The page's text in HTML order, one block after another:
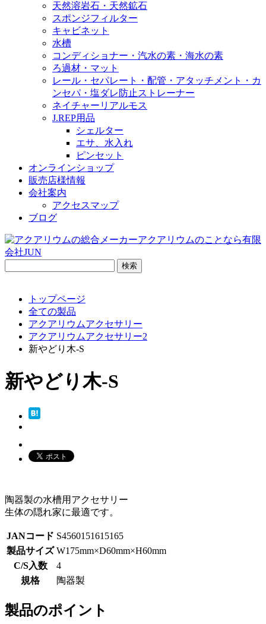
天然溶岩石・天然鉱石
スポンジフィルター
キャビネット
水槽
コンディショナー・汽水の素・海水の素
ろ過材・マット
レール・セパレート・配管・アタッチメント・カ
ンセパ・塩ダレ防止ストレーナー
ネイチャーリアルモス
J.REP用品
シェルター
エサ、水入れ
ピンセット
オンラインショップ
販売店様情報
会社案内
アクセスマップ
ブログ
トップページ
全ての製品
アクアリウムアクセサリー
アクアリウムアクセサリー2
新やどり木-S
新やどり木-S
陶器製の水槽用アクセサリー
生体の隠れ家に最適です。
JANコード S4560151615165
製品サイズ W175mm×D60mm×H60mm
C/S入数
4
規格
陶器製
製品のポイント